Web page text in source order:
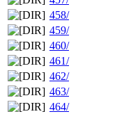
458/
459/
460/
461/
462/
463/
464/